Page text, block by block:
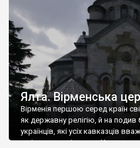
Ялта. Вірменська
Вірменія першою серед країн
як державну релігію, й на подив
українців, які усіх кавказців
є відданими вірянами Христа